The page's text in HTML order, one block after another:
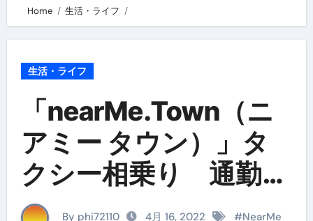
Home 生活・ライフ
生活・ライフ
「nearMe.Town（ニ
アミー タウン）」タ
クシー相乗り 通勤／
買い物／通院の移動を
By phi72110 4月 16, 2022 #NearMe